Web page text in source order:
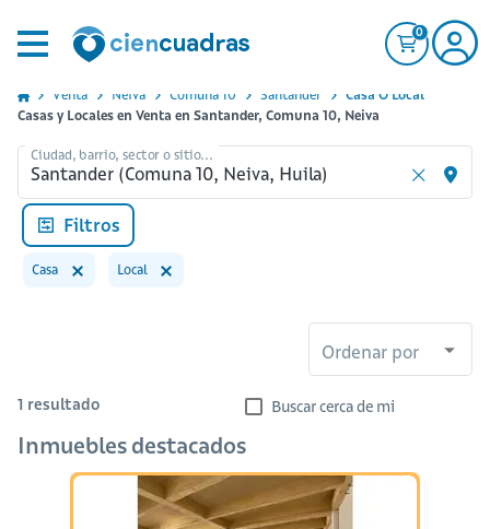
0
Venta Neiva Comuna 10 Santander
Casa O Local
Casas y Locales en Venta en Santander, Comuna 10, Neiva
Ciudad, barrio, sector o sitio...
Filtros
Casa Local
Ordenar por
1 resultado Buscar cerca de mi
Inmuebles destacados